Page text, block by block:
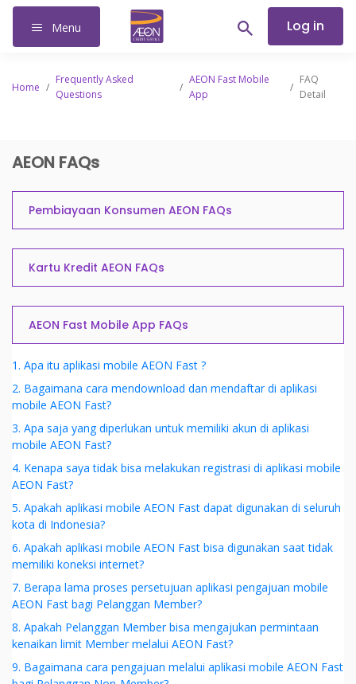
Log in
Menu
Home /
Frequently Asked
Questions
/
AEON Fast Mobile
App
/
FAQ
Detail
AEON FAQs
Pembiayaan Konsumen AEON FAQs
Kartu Kredit AEON FAQs
AEON Fast Mobile App FAQs
1. Apa itu aplikasi mobile AEON Fast ?
2. Bagaimana cara mendownload dan mendaftar di aplikasi
mobile AEON Fast?
3. Apa saja yang diperlukan untuk memiliki akun di aplikasi
mobile AEON Fast?
4. Kenapa saya tidak bisa melakukan registrasi di aplikasi mobile
AEON Fast?
5. Apakah aplikasi mobile AEON Fast dapat digunakan di seluruh
kota di Indonesia?
6. Apakah aplikasi mobile AEON Fast bisa digunakan saat tidak
memiliki koneksi internet?
7. Berapa lama proses persetujuan aplikasi pengajuan mobile
AEON Fast bagi Pelanggan Member?
8. Apakah Pelanggan Member bisa mengajukan permintaan
kenaikan limit Member melalui AEON Fast?
9. Bagaimana cara pengajuan melalui aplikasi mobile AEON Fast